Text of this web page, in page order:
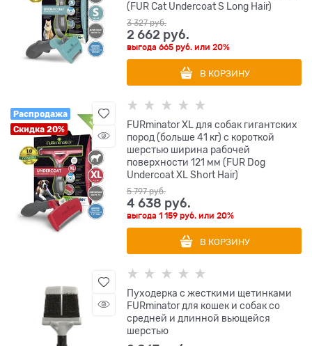
(FUR Cat Undercoat S Long Hair)
3 327 руб.
2 662 руб.
выгода665 руб. или20%
В КОРЗИНУ
Распродажа
Скидка 20%
FURminator XL для собак гигантских
пород (больше 41 кг) с короткой
шерстью ширина рабочей
поверхности 121 мм (FUR Dog
Undercoat XL Short Hair)
5 797 руб.
4 638 руб.
выгода1 159 руб. или20%
В КОРЗИНУ
Пуходерка с жесткими щетинками
FURminator для кошек и собак со
средней и длинной вьющейся
шерстью